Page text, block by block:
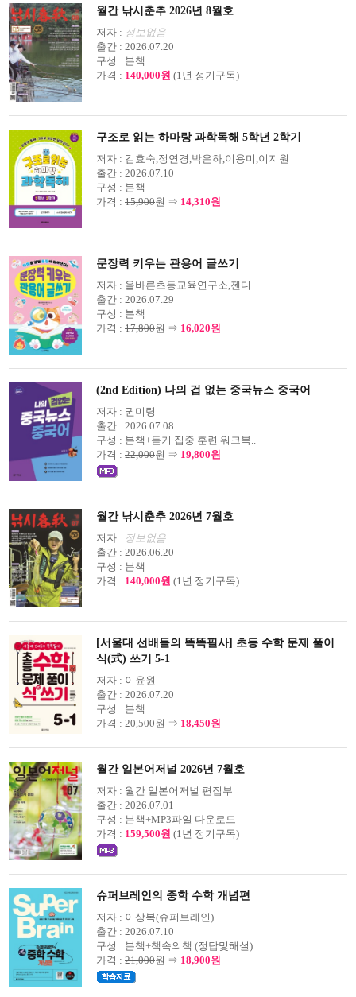
월간 낚시춘추 2026년 8월호
저자 : 정보없음
출간 : 2026.07.20
구성 : 본책
가격 : 140,000원 (1년 정기구독)
구조로 읽는 하마랑 과학독해 5학년 2학기
저자 : 김효숙,정연경,박은하,이용미,이지원
출간 : 2026.07.10
구성 : 본책
가격 : 15,900원 ⇒ 14,310원
문장력 키우는 관용어 글쓰기
저자 : 올바른초등교육연구소,젠디
출간 : 2026.07.29
구성 : 본책
가격 : 17,800원 ⇒ 16,020원
(2nd Edition) 나의 겁 없는 중국뉴스 중국어
저자 : 권미령
출간 : 2026.07.08
구성 : 본책+듣기 집중 훈련 워크북..
가격 : 22,000원 ⇒ 19,800원
월간 낚시춘추 2026년 7월호
저자 : 정보없음
출간 : 2026.06.20
구성 : 본책
가격 : 140,000원 (1년 정기구독)
[서울대 선배들의 똑똑필사] 초등 수학 문제 풀이
식(式) 쓰기 5-1
저자 : 이윤원
출간 : 2026.07.20
구성 : 본책
가격 : 20,500원 ⇒ 18,450원
월간 일본어저널 2026년 7월호
저자 : 월간 일본어저널 편집부
출간 : 2026.07.01
구성 : 본책+MP3파일 다운로드
가격 : 159,500원 (1년 정기구독)
슈퍼브레인의 중학 수학 개념편
저자 : 이상복(슈퍼브레인)
출간 : 2026.07.10
구성 : 본책+책속의책 (정답및해설)
가격 : 21,000원 ⇒ 18,900원